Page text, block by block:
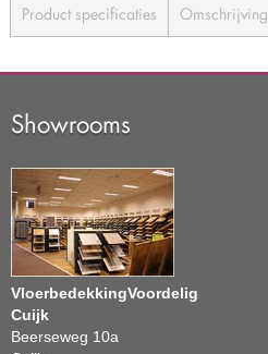
Product specificaties Omschrijving
Showrooms
VloerbedekkingVoordelig
Cuijk
Beerseweg 10a